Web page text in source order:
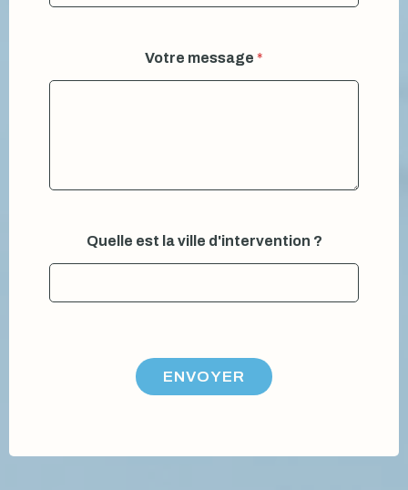
Votre message *
o
t
a
i
Quelle est la ville d'intervention ?
ENVOYER